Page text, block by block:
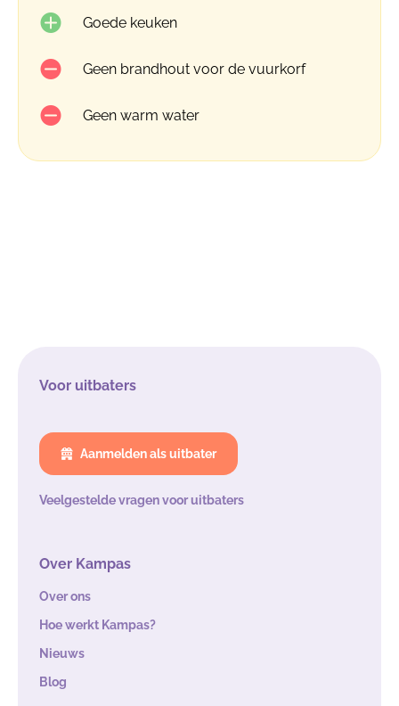
Goede keuken
Geen brandhout voor de vuurkorf
Geen warm water
Voor uitbaters
Aanmelden als uitbater
Veelgestelde vragen voor uitbaters
Over Kampas
Over ons
Hoe werkt Kampas?
Nieuws
Blog